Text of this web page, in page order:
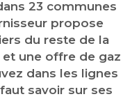
23 communes
propose
du reste de la
une offre de gaz
dans les lignes
savoir sur ses